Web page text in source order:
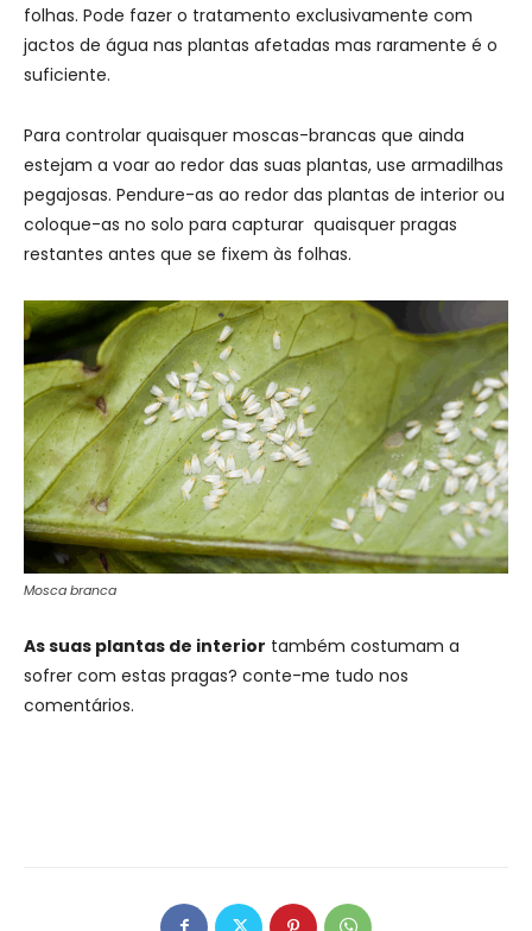
folhas. Pode fazer o tratamento exclusivamente com
jactos de água nas plantas afetadas mas raramente é o
suficiente.
Para controlar quaisquer moscas-brancas que ainda
estejam a voar ao redor das suas plantas, use armadilhas
pegajosas. Pendure-as ao redor das plantas de interior ou
coloque-as no solo para capturar quaisquer pragas
restantes antes que se fixem às folhas.
Mosca branca
As suas plantas de interior também costumam a
sofrer com estas pragas? conte-me tudo nos
comentários.